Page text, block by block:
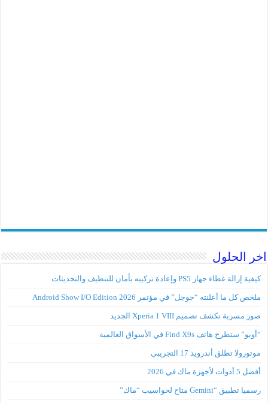
اخر الحلول
كيفية إزالة غطاء جهاز PS5 وإعادة تركيبه بأمان للتنظيف والتحديثات
ملخص كل ما أعلنته “جوجل” في مؤتمر Android Show I/O Edition 2026
صور مسربة تكشف تصميم Xperia 1 VIII الجديد
“أوبو” ستطرح هاتف Find X9s في الأسواق العالمية
موتورولا تطلق أندرويد 17 التجريبي
أفضل 5 أدوات لأجهزة ماك في 2026
رسميا تطبيق “Gemini متاح لحواسيب “ماك”